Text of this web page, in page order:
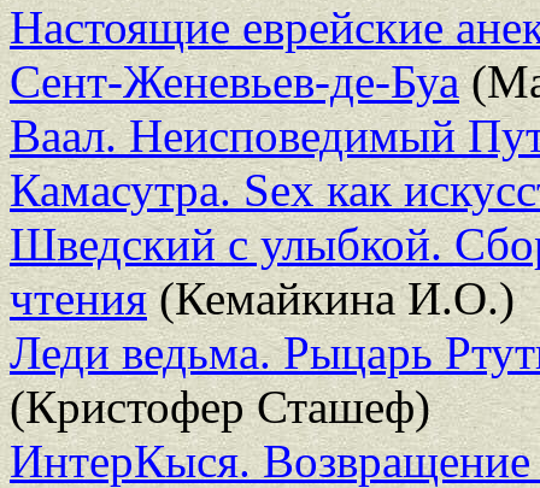
Настоящие еврейские
Сент-Женевьев-де-Буа
Ваал. Неисповедимый
Камасутра. Sex как
Шведский с улыбкой.
чтения(Кемайкина И.О.)
Леди ведьма. Рыцарь
(Кристофер Сташеф)
ИнтерКыся. Возвращение